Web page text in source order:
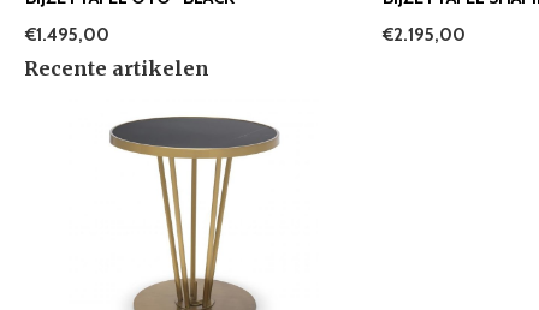
€1.495,00
€2.195,00
Recente artikelen